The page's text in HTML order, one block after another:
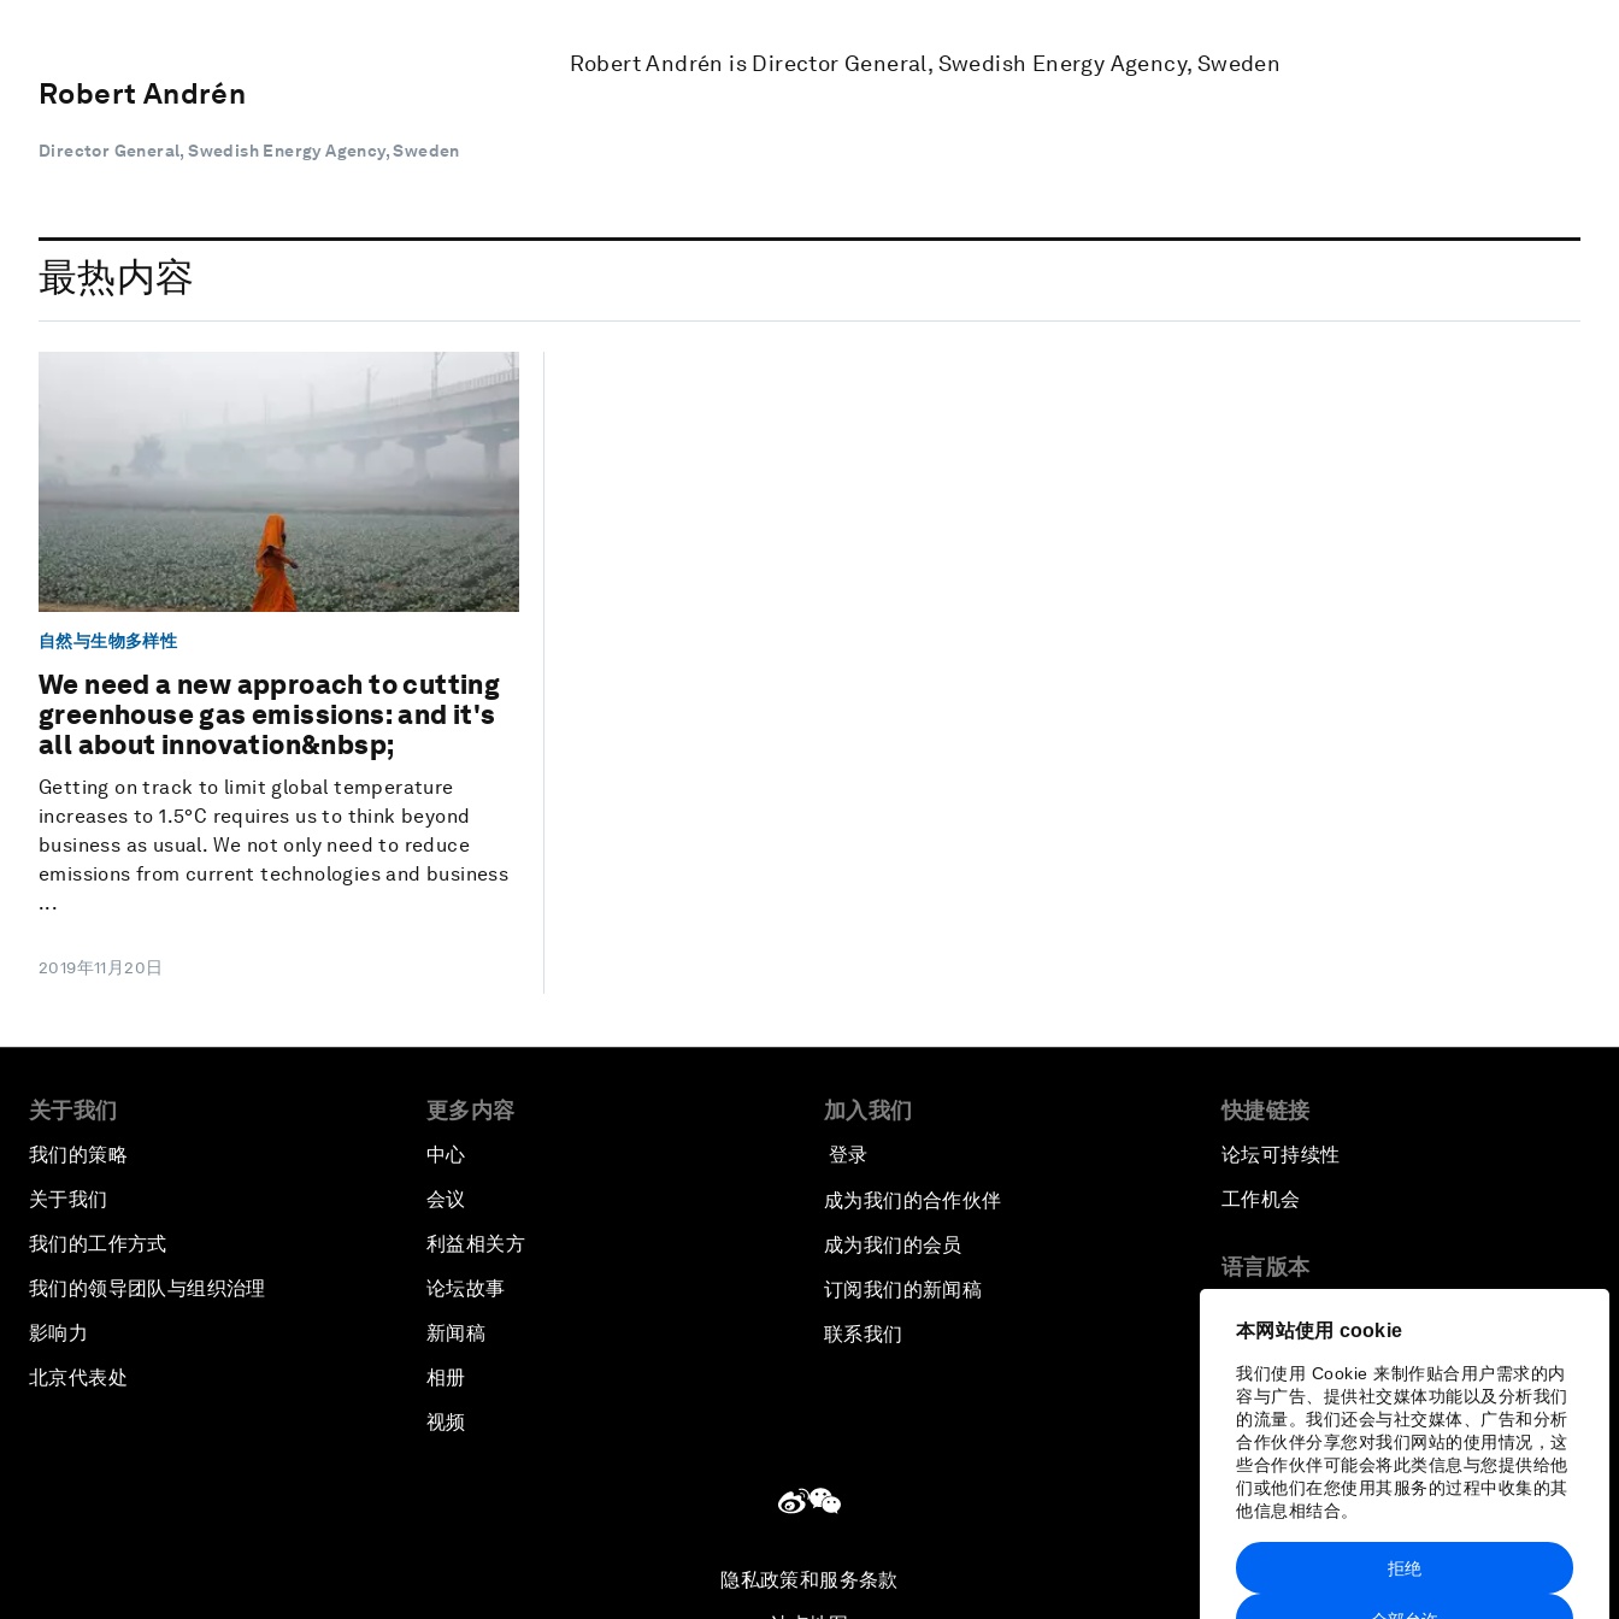
本网站使用 cookie
我们使用 Cookie 来制作贴合用户需求的内
容与广告、提供社交媒体功能以及分析我们
的流量。我们还会与社交媒体、广告和分析
合作伙伴分享您对我们网站的使用情况，这
些合作伙伴可能会将此类信息与您提供给他
们或他们在您使用其服务的过程中收集的其
他信息相结合。
拒绝
Robert Andrén
Director General, Swedish Energy Agency, Sweden
Robert Andrén is Director General, Swedish Energy Agency, Sweden
最热内容
自然与生物多样性
We need a new approach to cutting
greenhouse gas emissions: and it's
all about innovation&nbsp;
Getting on track to limit global temperature
increases to 1.5°C requires us to think beyond
business as usual. We not only need to reduce
emissions from current technologies and business
...
2019年11月20日
关于我们
我们的策略
关于我们
我们的工作方式
我们的领导团队与组织治理
影响力
北京代表处
更多内容
中心
会议
利益相关方
论坛故事
新闻稿
相册
视频
加入我们
登录
成为我们的合作伙伴
成为我们的会员
订阅我们的新闻稿
联系我们
快捷链接
论坛可持续性
工作机会
语言版本
隐私政策和服务条款